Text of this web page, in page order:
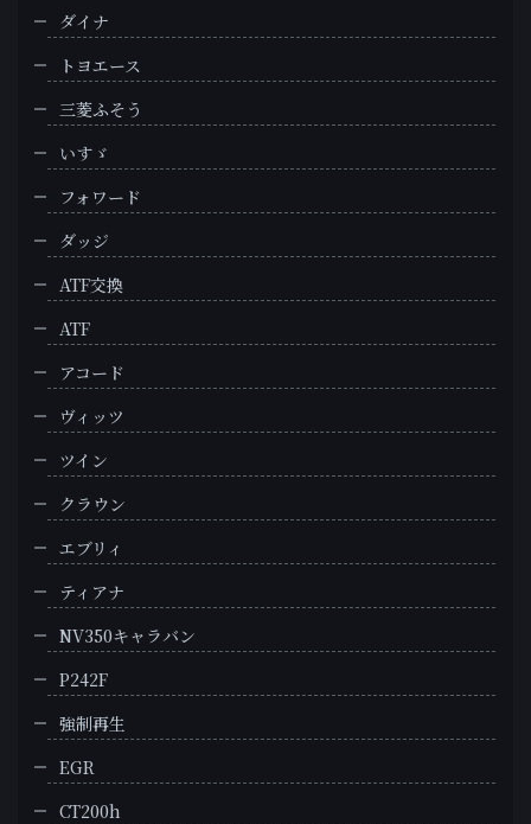
ダイナ
トヨエース
三菱ふそう
いすゞ
フォワード
ダッジ
ATF交換
ATF
アコード
ヴィッツ
ツイン
クラウン
エブリィ
ティアナ
NV350キャラバン
P242F
強制再生
EGR
CT200h